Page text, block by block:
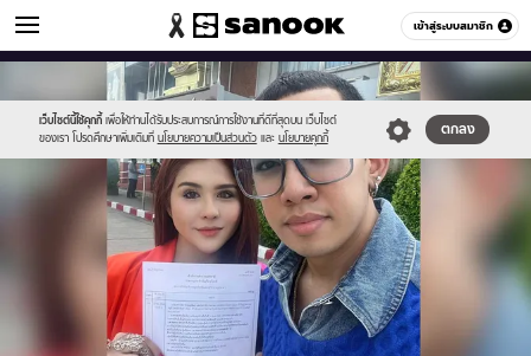
เข้าสู่ระบบสมาชิก
ข่าวบันเทิง หมวดอื่นๆ
เว็บไซต์นี้ใช้คุกกี้ เพื่อให้ท่านได้รับประสบการณ์การใช้งานที่ดีที่สุดบน เว็บไซต์
ของเรา โปรดศึกษาเพิ่มเติมที่ นโยบายความเป็นส่วนตัว และ นโยบายคุกกี้
ตกลง
//s.isanook.com/sr/0/images/logo-
new-
sanook.png
//s.isanook.com/ns/0/ud/1772/8860986/n01.jpg